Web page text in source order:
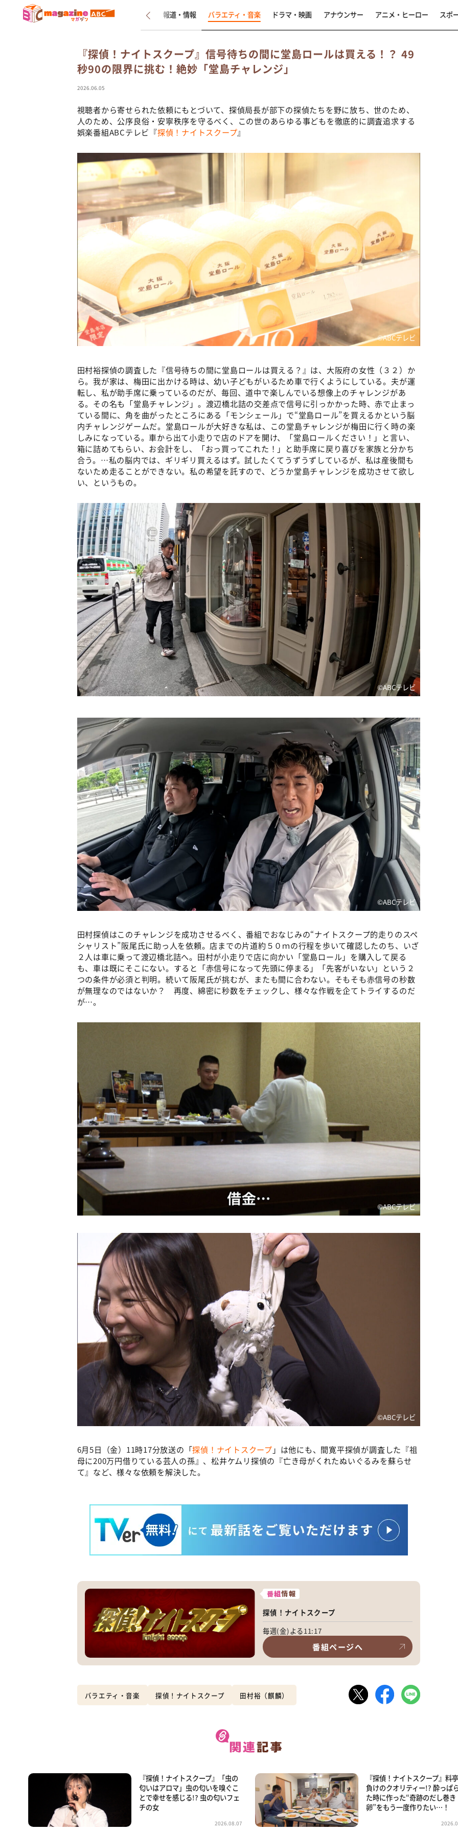
新着 インタビュー 報道・情報 バラエティ・音楽 ドラマ・映画 アナウンサー アニメ・ヒーロー スポ
『探偵！ナイトスクープ』信号待ちの間に堂島ロールは買える！？ 49
秒90の限界に挑む！絶妙「堂島チャレンジ」
2026.06.05
視聴者から寄せられた依頼にもとづいて、探偵局長が部下の探偵たちを野に放ち、世のため、
人のため、公序良俗・安寧秩序を守るべく、この世のあらゆる事どもを徹底的に調査追求する
娯楽番組ABCテレビ『探偵！ナイトスクープ』
©️ABCテレビ
田村裕探偵の調査した『信号待ちの間に堂島ロールは買える？』は、大阪府の女性（３２）か
ら。我が家は、梅田に出かける時は、幼い子どもがいるため車で行くようにしている。夫が運
転し、私が助手席に乗っているのだが、毎回、道中で楽しんでいる想像上のチャレンジがあ
る。その名も「堂島チャレンジ」。渡辺橋北詰の交差点で信号に引っかかった時、赤で止まっ
ている間に、角を曲がったところにある「モンシェール」で“堂島ロール”を買えるかという脳
内チャレンジゲームだ。堂島ロールが大好きな私は、この堂島チャレンジが梅田に行く時の楽
しみになっている。車から出て小走りで店のドアを開け、「堂島ロールください！」と言い、
箱に詰めてもらい、お会計をし、「おっ買ってこれた！」と助手席に戻り喜びを家族と分かち
合う。…私の脳内では、ギリギリ買えるはず。試したくてうずうずしているが、私は産後間も
ないため走ることができない。私の希望を託すので、どうか堂島チャレンジを成功させて欲し
い、というもの。
©️ABCテレビ
©️ABCテレビ
田村探偵はこのチャレンジを成功させるべく、番組でおなじみの“ナイトスクープ的走りのスペ
シャリスト”阪尾氏に助っ人を依頼。店までの片道約５０ｍの行程を歩いて確認したのち、いざ
２人は車に乗って渡辺橋北詰へ。田村が小走りで店に向かい「堂島ロール」を購入して戻る
も、車は既にそこにない。すると「赤信号になって先頭に停まる」「先客がいない」という２
つの条件が必須と判明。続いて阪尾氏が挑むが、またも間に合わない。そもそも赤信号の秒数
が無理なのではないか？ 再度、綿密に秒数をチェックし、様々な作戦を企てトライするのだ
が…。
©️ABCテレビ
©️ABCテレビ
6月5日（金）11時17分放送の「探偵！ナイトスクープ 」は他にも、間寛平探偵が調査した『祖
母に200万円借りている芸人の孫』、松井ケムリ探偵の『亡き母がくれたぬいぐるみを蘇らせ
て』など、様々な依頼を解決した。
番組情報
探偵！ナイトスクープ
毎週(金)よる11:17
番組ページへ
バラエティ・音楽 探偵！ナイトスクープ 田村裕（麒麟）
『探偵！ナイトスクープ』「虫の
匂いはアロマ」虫の匂いを嗅ぐこ
とで幸せを感じる!? 虫の匂いフェ
チの女
2026.08.07
『探偵！ナイトスクープ』料
負けのクオリティー!? 酔っぱ
た時に作った“奇跡のだし巻き
卵”をもう一度作りたい…！